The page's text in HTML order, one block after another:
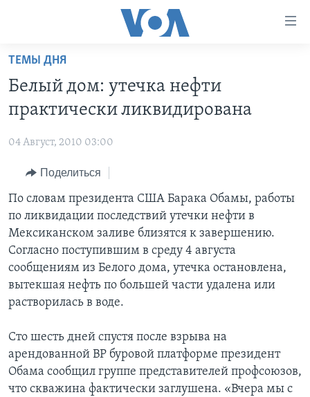
Перейти
основной
контент
Перейти
навигации
Перейти
поиск
ПРОГРАММЫ
НОВОСТИ ЗА МИНУТУ
ИТОГИ
ПОЧЕМУ ЭТО ВАЖНО?
ДИСКУССИЯ VOA
ДЕТАЛИ
НЬЮ-ЙОРК NEW YORK
АМЕРИКА. БОЛЬШОЕ ПУТЕШЕСТВИЕ
ПРОЕКТЫ
УЧИМ АНГЛИЙСКИЙ
НАША АМЕРИКАНСКАЯ ИСТОРИЯ
А КАК В АМЕРИКЕ?
АРТЕФАКТЫ
АМЕРИКАНСКИЕ ГОРОДКИ
ТЕСТЫ
ЭКСПЕРТИЗА
ИНТЕРВЬЮ
ФАКТЫ ПРОТИВ ФЕЙКОВ
ЗА СВОБОДУ ПРЕССЫ
УЧИМ АНГЛИЙСКИЙ
ВИДЕО
ПОДПИСКА НА НОВОСТИ
Learning English
СОЦИАЛЬНЫЕ СЕТИ
ТЕМЫ ДНЯ
Белый дом: утечка нефти
практически ликвидирована
04 Август, 2010 03:00
Поделиться
По словам президента США Барака Обамы, работы
по ликвидации последствий утечки нефти в
Мексиканском заливе близятся к завершению.
Согласно поступившим в среду 4 августа
сообщениям из Белого дома, утечка остановлена,
вытекшая нефть по большей части удалена или
растворилась в воде.
Сто шесть дней спустя после взрыва на
арендованной ВР буровой платформе президент
Обама сообщил группе представителей профсоюзов,
что скважина фактически заглушена. «Вчера мы с